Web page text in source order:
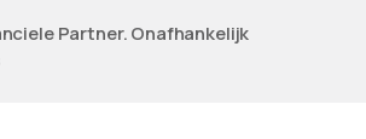
Partner. Onafhankelijk